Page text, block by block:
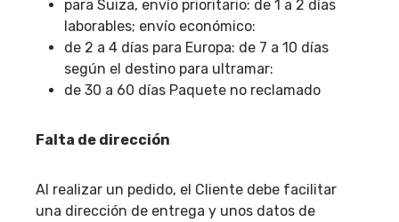
para Suiza, envío prioritario: de 1 a 2 días
laborables; envío económico:
de 2 a 4 días para Europa: de 7 a 10 días
según el destino para ultramar:
de 30 a 60 días Paquete no reclamado
Falta de dirección
Al realizar un pedido, el Cliente debe facilitar
una dirección de entrega y unos datos de